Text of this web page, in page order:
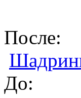
После:
До: